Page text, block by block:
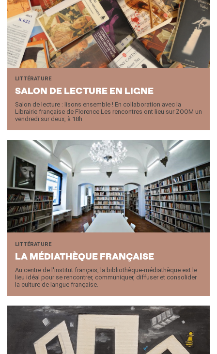
LITTÉRATURE
SALON DE LEC­TURE EN LIGNE
Salon de lecture : lisons ensemble ! En collaboration avec la
Librairie française de Florence Les rencontres ont lieu sur ZOOM un
vendredi sur deux, à 18h
LITTÉRATURE
LA MÉ­DIA­THÈQUE FRAN­ÇAISE
Au centre de l'institut français, la bibliothèque-médiathèque est le
lieu idéal pour se rencontrer, communiquer, diffuser et consolider
la culture de langue française.